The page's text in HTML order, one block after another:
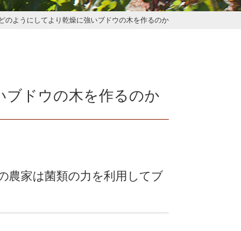
のようにしてより乾燥に強いブドウの木を作るのか
ブドウの木を作るのか
農家は菌類の力を利用してブ